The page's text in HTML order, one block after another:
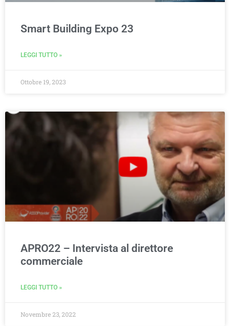
Smart Building Expo 23
LEGGI TUTTO »
Ottobre 19, 2023
APRO22 – Intervista al direttore
commerciale
LEGGI TUTTO »
Novembre 23, 2022